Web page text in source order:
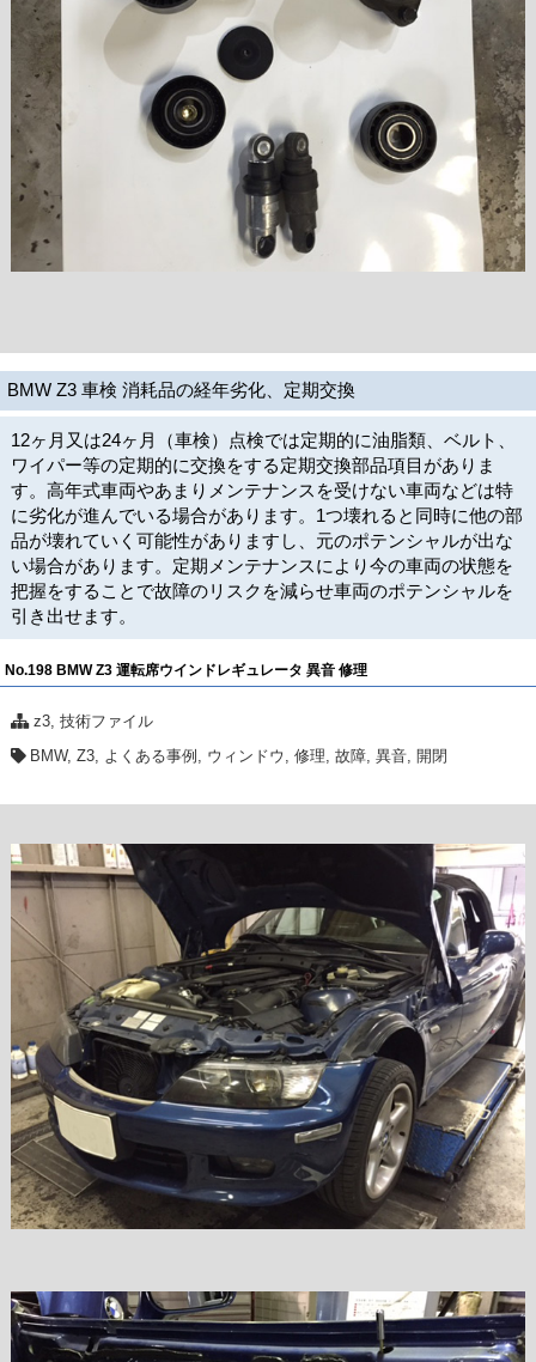
BMW Z3 車検 消耗品の経年劣化、定期交換
12ヶ月又は24ヶ月（車検）点検では定期的に油脂類、ベルト、
ワイパー等の定期的に交換をする定期交換部品項目がありま
す。高年式車両やあまりメンテナンスを受けない車両などは特
に劣化が進んでいる場合があります。1つ壊れると同時に他の部
品が壊れていく可能性がありますし、元のポテンシャルが出な
い場合があります。定期メンテナンスにより今の車両の状態を
把握をすることで故障のリスクを減らせ車両のポテンシャルを
引き出せます。
No.198 BMW Z3 運転席ウインドレギュレータ 異音 修理
z3 ,技術ファイル
BMW,Z3, よくある事例 , ウィンドウ ,修理,故障,異音, 開閉